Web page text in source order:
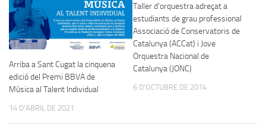
Arriba a Sant Cugat la cinquena
edició del Premi BBVA de
Música al Talent Individual
14 D'ABRIL DE 2021
Taller d’orquestra adreçat a
estudiants de grau professional
Associació de Conservatoris de
Catalunya (ACCat) i Jove
Orquestra Nacional de
Catalunya (JONC)
6 D'OCTUBRE DE 2014